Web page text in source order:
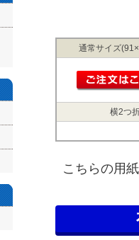
通常サイズ
横2つ
こちらの用